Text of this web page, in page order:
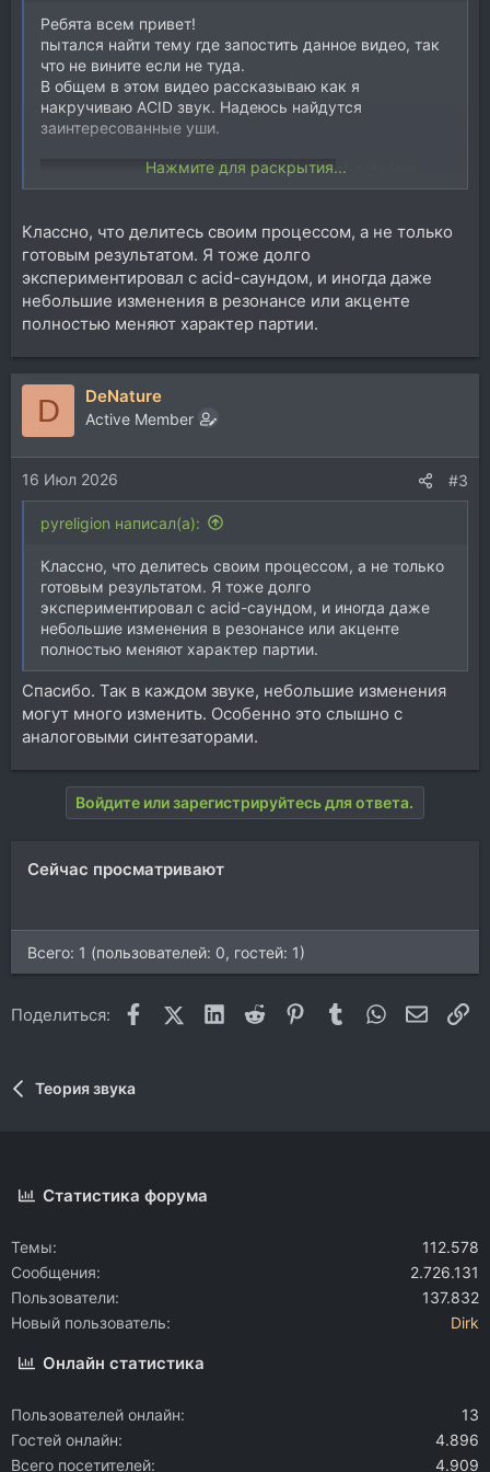
Ребята всем привет!
пытался найти тему где запостить данное видео, так
что не вините если не туда.
В общем в этом видео рассказываю как я
накручиваю ACID звук. Надеюсь найдутся
заинтересованные уши.
street view
Нажмите для раскрытия...
Классно, что делитесь своим процессом, а не только
готовым результатом. Я тоже долго
экспериментировал с acid-саундом, и иногда даже
небольшие изменения в резонансе или акценте
полностью меняют характер партии.
D DeNature
Active Member
16 Июл 2026 #3
pyreligion написал(а):
Классно, что делитесь своим процессом, а не только
готовым результатом. Я тоже долго
экспериментировал с acid-саундом, и иногда даже
небольшие изменения в резонансе или акценте
полностью меняют характер партии.
Спасибо. Так в каждом звуке, небольшие изменения
могут много изменить. Особенно это слышно с
аналоговыми синтезаторами.
Войдите или зарегистрируйтесь для ответа.
Сейчас просматривают
Всего: 1 (пользователей: 0, гостей: 1)
Поделиться: FacebookX (Twitter)
LinkedIn
Reddit Pinterest
Tumblr WhatsApp
Теория звука
Статистика форума
Темы
112.578
Сообщения
2.726.131
Пользователи
137.832
Новый пользователь
Dirk
Онлайн статистика
Пользователей онлайн
13
Гостей онлайн
4.896
Всего посетителей
4.909